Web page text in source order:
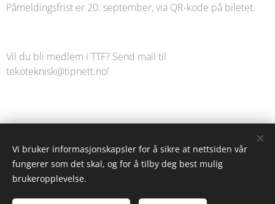
Påmeldingsfrist er 20. september, via QR-kode på biletet.
Vil du bli medlem i TTF? Send mail til
tekoteknisk@tipnett.no!
Vi bruker informasjonskapsler for å sikre at nettsiden vår
fungerer som det skal, og for å tilby deg best mulig
brukeropplevelse.